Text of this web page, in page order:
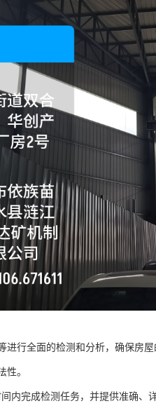
进行全面的检测和分析，确保房
性。
内完成检测任务，并提供准确、